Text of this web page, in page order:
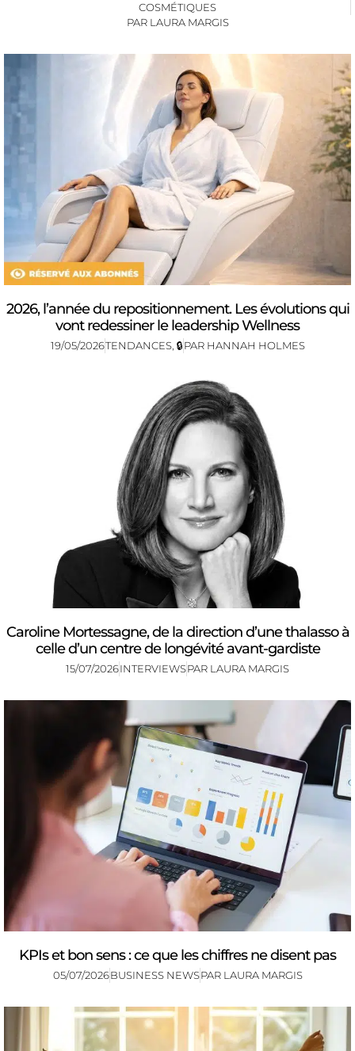
COSMÉTIQUES
PAR LAURA MARGIS
2026, l’année du repositionnement. Les évolutions qui
vont redessiner le leadership Wellness
19/05/2026TENDANCES, 🔒PAR HANNAH HOLMES
Caroline Mortessagne, de la direction d’une thalasso à
celle d’un centre de longévité avant-gardiste
15/07/2026INTERVIEWSPAR LAURA MARGIS
KPIs et bon sens : ce que les chiffres ne disent pas
05/07/2026BUSINESS NEWSPAR LAURA MARGIS